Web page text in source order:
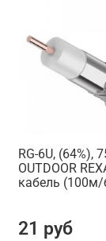
RG-6U, (64%),
OUTDOOR
кабель (100м/
21 руб